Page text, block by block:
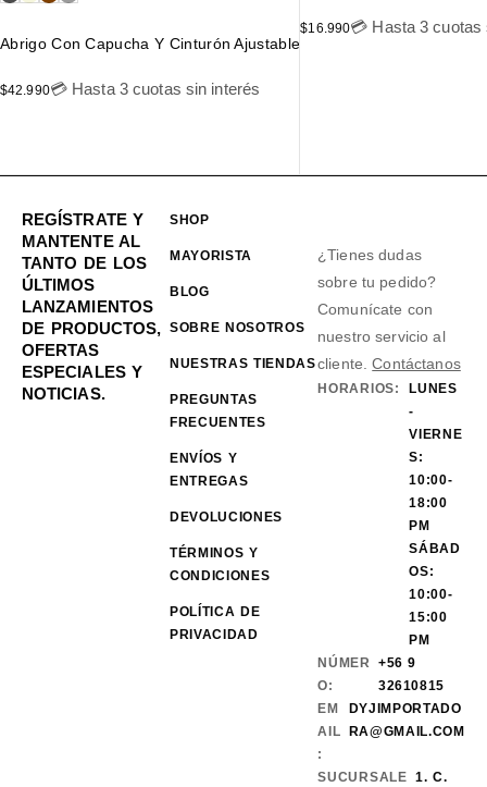
Abrigo Con Capucha Y Cinturón Ajustable
$42.990💳 Hasta 3 cuotas sin interés
$16.990💳 Hasta 3 cuotas
REGÍSTRATE Y
MANTENTE AL
TANTO DE LOS
ÚLTIMOS
LANZAMIENTOS
DE PRODUCTOS,
OFERTAS
ESPECIALES Y
NOTICIAS.
SHOP
MAYORISTA
BLOG
SOBRE NOSOTROS
NUESTRAS TIENDAS
PREGUNTAS
FRECUENTES
ENVÍOS Y
ENTREGAS
DEVOLUCIONES
TÉRMINOS Y
CONDICIONES
POLÍTICA DE
PRIVACIDAD
¿Tienes dudas
sobre tu pedido?
Comunícate con
nuestro servicio al
cliente.Contáctanos
HORARIOS:
LUNES
-
VIERNE
S:
10:00-
18:00
PM
SÁBAD
OS:
10:00-
15:00
PM
NÚMER
O:
+56 9
32610815
EM
AIL
:
DYJIMPORTADO
RA@GMAIL.COM
SUCURSALE
1. C.